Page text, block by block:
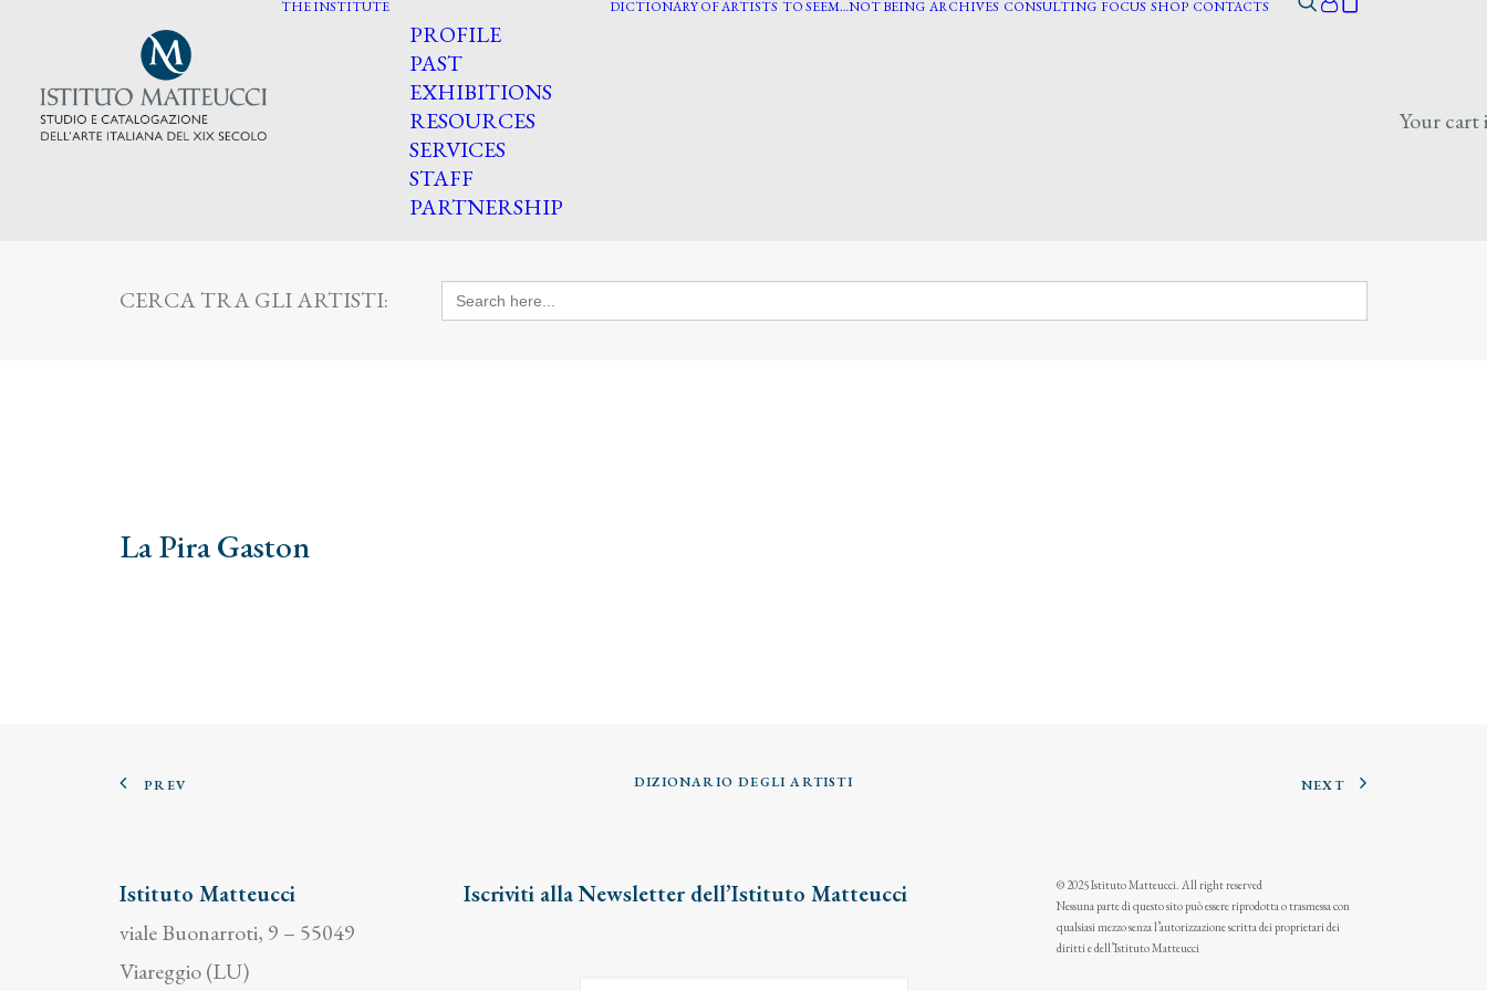
THE INSTITUTE
PROFILE
PAST
EXHIBITIONS
RESOURCES
SERVICES
STAFF
PARTNERSHIP
DICTIONARY OF ARTISTS TO SEEM…NOT BEING ARCHIVES CONSULTING FOCUS SHOP CONTACTS
Your cart
CERCA TRA GLI ARTISTI: Search
for:
La Pira Gaston
PREV DIZIONARIO DEGLI ARTISTI NEXT
Istituto Matteucci
viale Buonarroti, 9 – 55049
Viareggio (LU)
Iscriviti alla Newsletter dell’Istituto Matteucci
© 2025 Istituto Matteucci. All right reserved
Nessuna parte di questo sito può essere riprodotta o trasmessa con
qualsiasi mezzo senza l’autorizzazione scritta dei proprietari dei
diritti e dell’Istituto Matteucci